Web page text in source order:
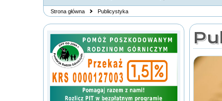
Strona główna Publicystyka